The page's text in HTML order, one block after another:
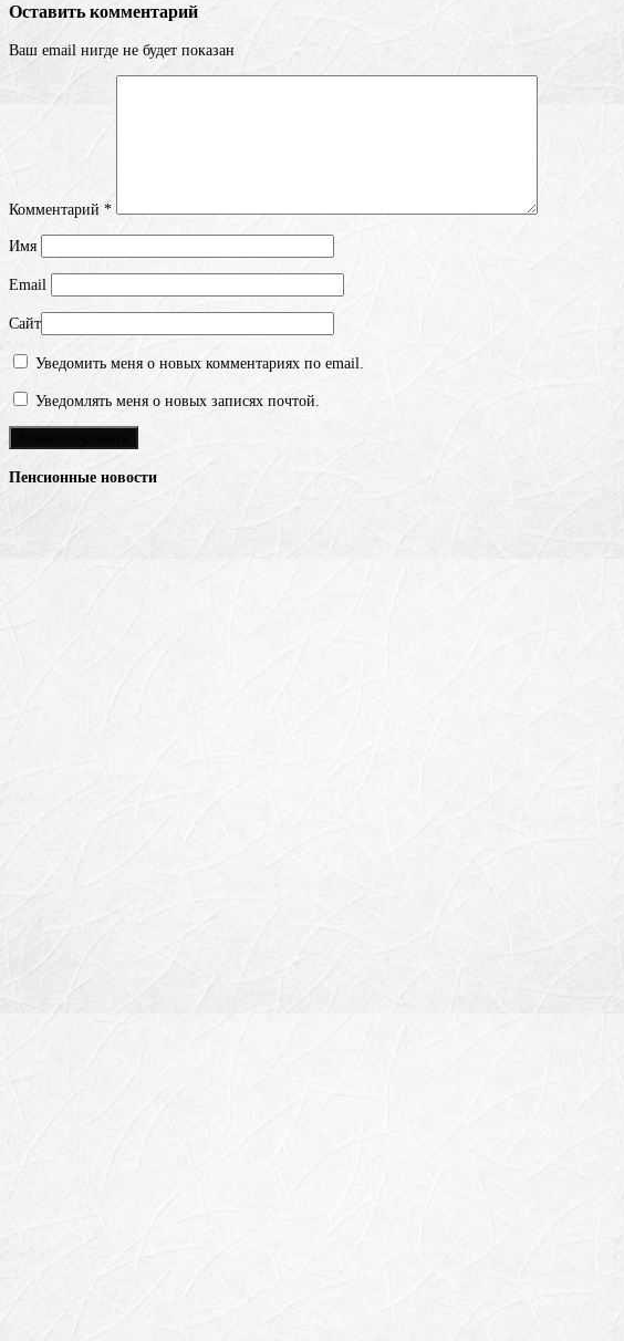
Оставить комментарий
Ваш email нигде не будет показан
Комментарий *
Имя
Email
Сайт
Уведомить меня о новых комментариях по email.
Уведомлять меня о новых записях почтой.
Пенсионные новости